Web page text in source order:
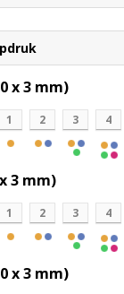
x 3 mm)
1 2 3 4
3 mm)
1 2 3 4
x 3 mm)